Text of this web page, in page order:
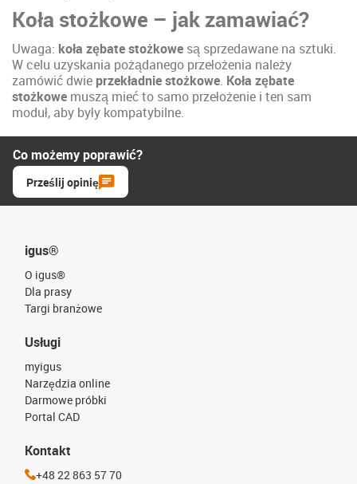
Koła stożkowe – jak zamawiać?
Uwaga: koła zębate stożkowe są sprzedawane na sztuki.
W celu uzyskania pożądanego przełożenia należy
zamówić dwie przekładnie stożkowe. Koła zębate
stożkowe muszą mieć to samo przełożenie i ten sam
moduł, aby były kompatybilne.
Co możemy poprawić?
Prześlij opinię
igus®
O igus®
Dla prasy
Targi branżowe
Usługi
myigus
Narzędzia online
Darmowe próbki
Portal CAD
Kontakt
+48 22 863 57 70